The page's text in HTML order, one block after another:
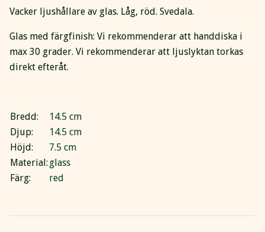
Vacker ljushållare av glas. Låg, röd. Svedala.
Glas med färgfinish: Vi rekommenderar att handdiska i
max 30 grader. Vi rekommenderar att ljuslyktan torkas
direkt efteråt.
Bredd:
14.5 cm
Djup:
14.5 cm
Höjd:
7.5 cm
Material: glass
Färg:
red